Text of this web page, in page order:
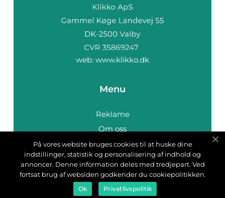
web: www.klikko.dk
Menu
Reklame
Om oss
Cookies
Kontakt Oss
Sitemap
På vores website bruges cookies til at huske dine
indstillinger, statistik og personalisering af indhold og
annoncer. Denne information deles med tredjepart. Ved
fortsat brug af websiden godkender du cookiepolitikken.
Ok Privatlivspolitik